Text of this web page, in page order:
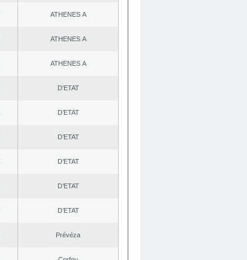
ATHENES Α
ATHENES Α
ATHENES Α
D’ETAT
D’ETAT
D’ETAT
D’ETAT
D’ETAT
D’ETAT
Prévéza